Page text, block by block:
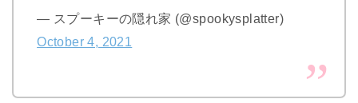
— スプーキーの隠れ家 (@spookysplatter)
October 4, 2021